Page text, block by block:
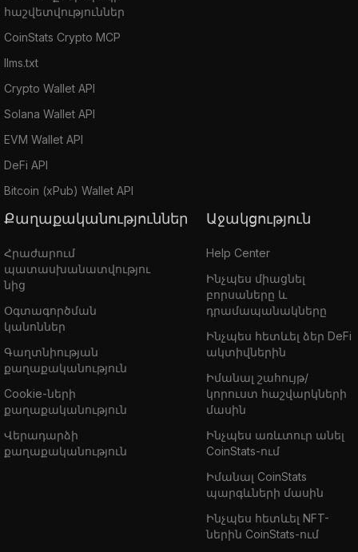
հաշվետվություններ
CoinStats Crypto MCP
llms.txt
Crypto Wallet API
Solana Wallet API
EVM Wallet API
DeFi API
Bitcoin (xPub) Wallet API
Քաղաքականություններ
Հրաժարում
պատասխանատվությու
նից
Օգտագործման
կանոններ
Գաղտնիության
քաղաքականություն
Cookie-ների
քաղաքականություն
Վերադարձի
քաղաքականություն
Աջակցություն
Help Center
Ինչպես միացնել
բորսաները և
դրամապանակները
Ինչպես հետևել ձեր DeFi
ակտիվներին
Իմանալ շահույթ/
կորուստ հաշվարկների
մասին
Ինչպես առևտուր անել
CoinStats-ում
Իմանալ CoinStats
պարգևների մասին
Ինչպես հետևել NFT-
ներին CoinStats-ում